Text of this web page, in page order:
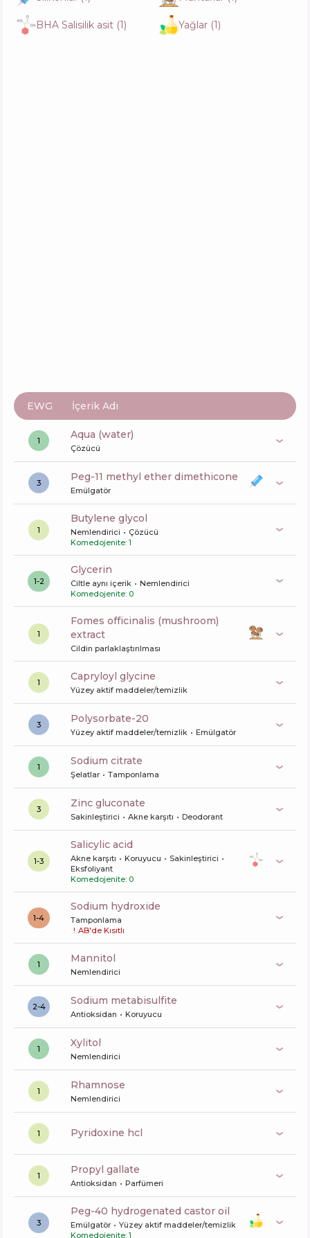
BHA Salisilik asit (1) Yağlar (1)
EWG İçerik Adı
1 aqua (water)
Çözücü
3 peg-11 methyl ether dimethicone
Emülgatör
1
butylene glycol
Nemlendirici
Çözücü
Komedojenite: 1
1-2
glycerin
Ciltle aynı içerik
Nemlendirici
Komedojenite: 0
1
fomes officinalis (mushroom)
extract
Cildin parlaklaştırılması
1 capryloyl glycine
Yüzey aktif maddeler/temizlik
3 polysorbate-20
Yüzey aktif maddeler/temizlik Emülgatör
1 sodium citrate
Şelatlar Tamponlama
3 zinc gluconate
Sakinleştirici Akne karşıtı Deodorant
1-3
salicylic acid
Akne karşıtı Koruyucu
Sakinleştirici
Eksfoliyant
Komedojenite: 0
1-4
sodium hydroxide
Tamponlama
! AB'de Kısıtlı
1 mannitol
Nemlendirici
2-4 sodium metabisulfite
Antioksidan Koruyucu
1 xylitol
Nemlendirici
1 rhamnose
Nemlendirici
1 pyridoxine hcl
1 propyl gallate
Antioksidan Parfümeri
3
peg-40 hydrogenated castor oil
Emülgatör
Yüzey aktif maddeler/temizlik
Komedojenite: 1